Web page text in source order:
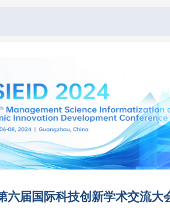
六届国际科技创新学术交流大